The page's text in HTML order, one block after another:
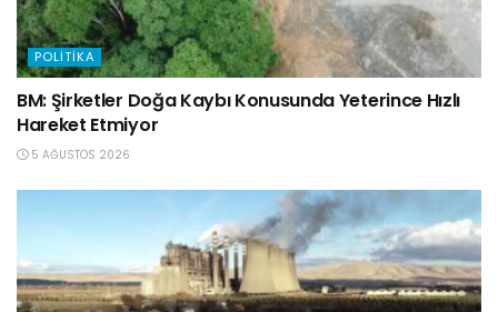
POLITIKA
BM: Şirketler Doğa Kaybı Konusunda Yeterince Hızlı
Hareket Etmiyor
5 AĞUSTOS 2026